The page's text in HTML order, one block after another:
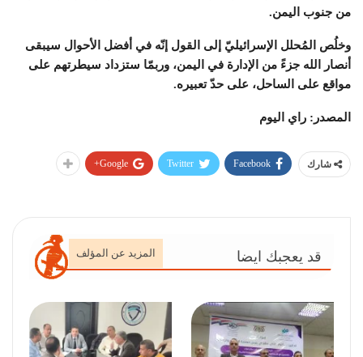
من جنوب اليمن.
وخلُص المُحلل الإسرائيليّ إلى القول إنّه في أفضل الأحوال سيبقى
أنصار الله جزءً من الإدارة في اليمن، وربمّا ستزداد سيطرتهم على
مواقع على الساحل، على حدّ تعبيره.
المصدر: راي اليوم
شارك Facebook
Twitter
Google+
قد يعجبك ايضا المزيد عن المؤلف